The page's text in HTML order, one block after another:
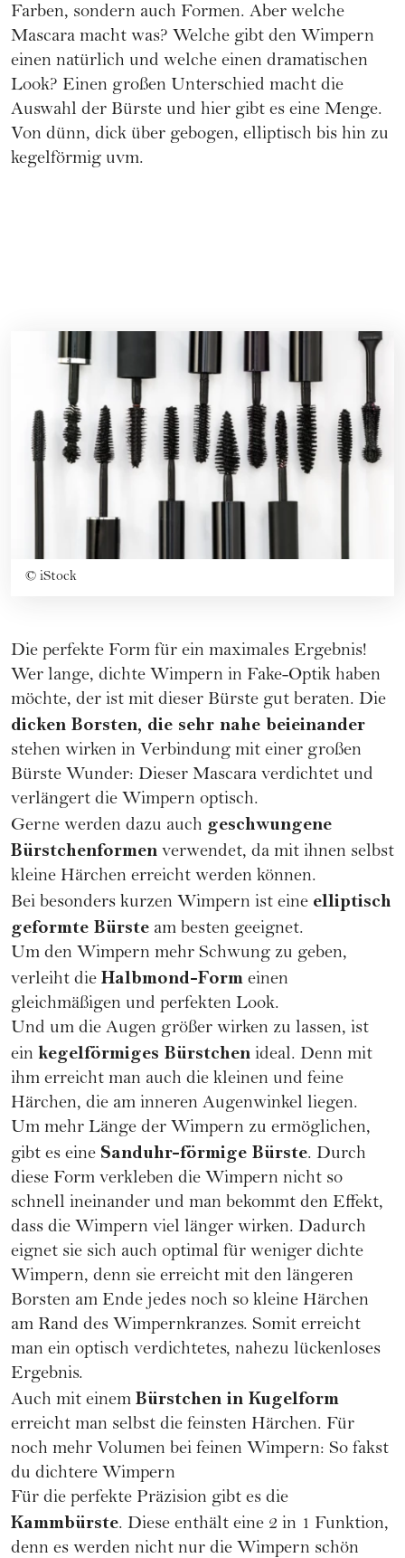
Farben, sondern auch Formen. Aber welche
Mascara macht was? Welche gibt den Wimpern
einen natürlich und welche einen dramatischen
Look? Einen großen Unterschied macht die
Auswahl der Bürste und hier gibt es eine Menge.
Von dünn, dick über gebogen, elliptisch bis hin zu
kegelförmig uvm.
© iStock
Die perfekte Form für ein maximales Ergebnis!
Wer lange, dichte Wimpern in Fake-Optik haben
möchte, der ist mit dieser Bürste gut beraten. Die
dicken Borsten, die sehr nahe beieinander
stehen wirken in Verbindung mit einer großen
Bürste Wunder: Dieser Mascara verdichtet und
verlängert die Wimpern optisch.
Gerne werden dazu auch geschwungene
Bürstchenformen verwendet, da mit ihnen selbst
kleine Härchen erreicht werden können.
Bei besonders kurzen Wimpern ist eine elliptisch
geformte Bürste am besten geeignet.
Um den Wimpern mehr Schwung zu geben,
verleiht die Halbmond-Form einen
gleichmäßigen und perfekten Look.
Und um die Augen größer wirken zu lassen, ist
ein kegelförmiges Bürstchen ideal. Denn mit
ihm erreicht man auch die kleinen und feine
Härchen, die am inneren Augenwinkel liegen.
Um mehr Länge der Wimpern zu ermöglichen,
gibt es eine Sanduhr-förmige Bürste. Durch
diese Form verkleben die Wimpern nicht so
schnell ineinander und man bekommt den Effekt,
dass die Wimpern viel länger wirken. Dadurch
eignet sie sich auch optimal für weniger dichte
Wimpern, denn sie erreicht mit den längeren
Borsten am Ende jedes noch so kleine Härchen
am Rand des Wimpernkranzes. Somit erreicht
man ein optisch verdichtetes, nahezu lückenloses
Ergebnis.
Auch mit einem Bürstchen in Kugelform
erreicht man selbst die feinsten Härchen. Für
noch mehr Volumen bei feinen Wimpern: So fakst
du dichtere Wimpern
Für die perfekte Präzision gibt es die
Kammbürste. Diese enthält eine 2 in 1 Funktion,
denn es werden nicht nur die Wimpern schön